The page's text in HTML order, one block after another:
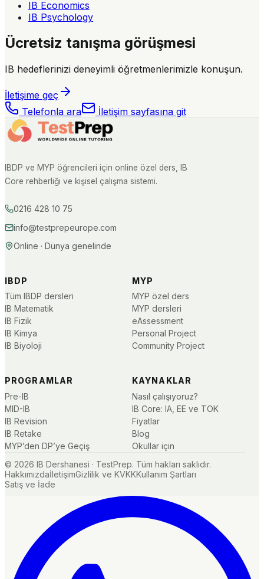
IB Economics
IB Psychology
Ücretsiz tanışma görüşmesi
IB hedeflerinizi deneyimli öğretmenlerimizle konuşun.
İletişime geç
Telefonla ara
İletişim sayfasına git
IBDP ve MYP öğrencileri için online özel ders, IB
Core rehberliği ve kişisel çalışma sistemi.
0216 428 10 75
info@testprepeurope.com
Online · Dünya genelinde
IBDP
Tüm IBDP dersleri
IB Matematik
IB Fizik
IB Kimya
IB Biyoloji
MYP
MYP özel ders
MYP dersleri
eAssessment
Personal Project
Community Project
PROGRAMLAR
Pre-IB
MID-IB
IB Revision
IB Retake
MYP’den DP’ye Geçiş
KAYNAKLAR
Nasıl çalışıyoruz?
IB Core: IA, EE ve TOK
Fiyatlar
Blog
Okullar için
© 2026 IB Dershanesi · TestPrep. Tüm hakları saklıdır.
HakkımızdaİletişimGizlilik ve KVKKKullanım Şartları
Satış ve İade